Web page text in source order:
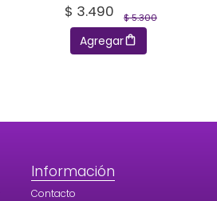
$ 5.300
$ 3.490
Agregar
Información
Contacto